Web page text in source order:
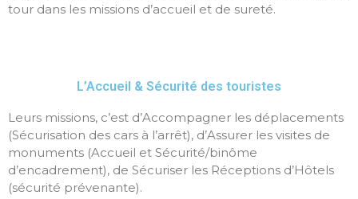
tour dans les missions d’accueil et de sureté.
L’Accueil & Sécurité des touristes
Leurs missions, c’est d’Accompagner les déplacements
(Sécurisation des cars à l’arrêt), d’Assurer les visites de
monuments (Accueil et Sécurité/binôme
d’encadrement), de Sécuriser les Réceptions d’Hôtels
(sécurité prévenante).